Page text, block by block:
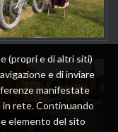
(propri e di altri siti)
e di inviare
manifestate
rete. Continuando
elemento del sito